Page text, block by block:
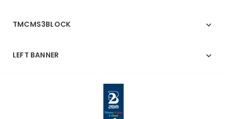
TMCMS3BLOCK 
LEFT BANNER 